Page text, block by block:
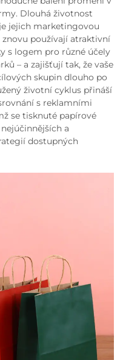
Dlouhá životnost
jejich marketingovou
používají atraktivní
s logem pro různé účely
– a zajišťují tak, že vaše
skupin dlouho po
životní cyklus přináší
s reklamními
se tisknuté papírové
a
dostupných